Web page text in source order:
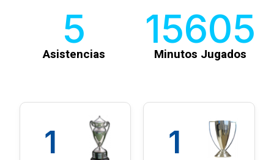
5
Asistencias
15605
Minutos Jugados
1 1